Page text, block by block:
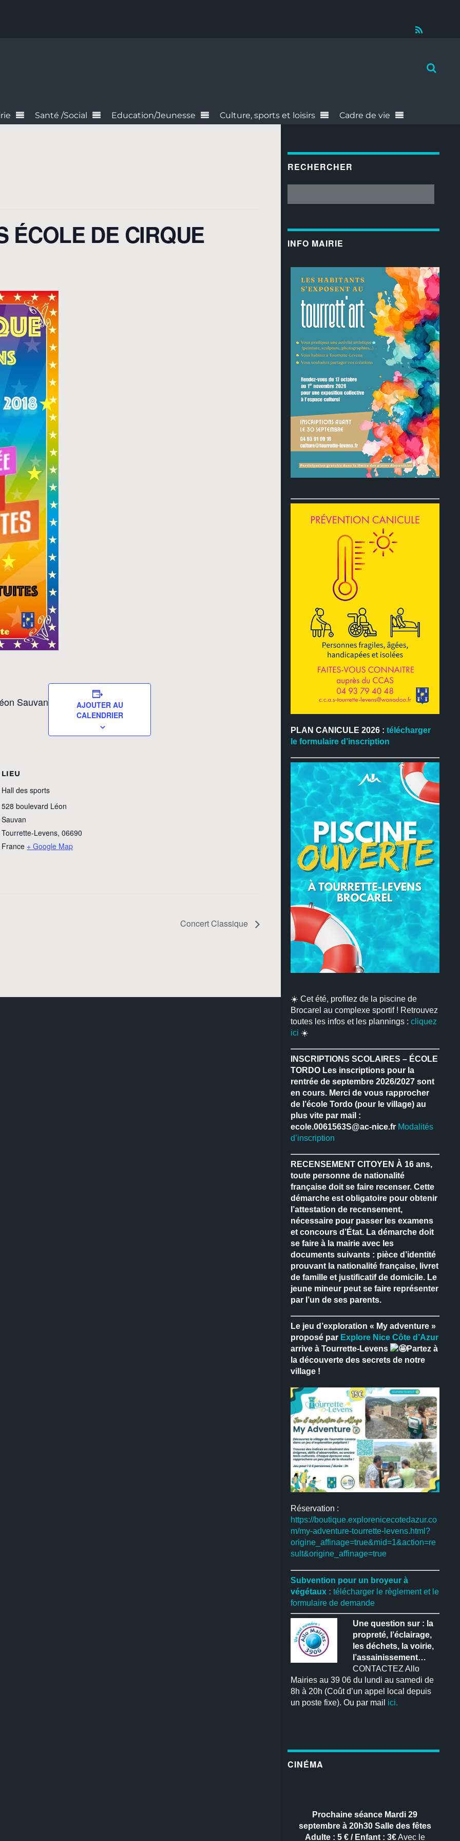
Santé /Social Education/Jeunesse Culture, sports et loisirs Cadre de vie
ÉCOLE DE CIRQUE
Sauvan
AJOUTER AU
CALENDRIER
LIEU
Hall des sports
528 boulevard Léon
Sauvan
Tourrette-Levens, 06690
France + Google Map
Concert Classique
RECHERCHER
INFO MAIRIE
PLAN CANICULE 2026 : télécharger
le formulaire d’inscription
☀️ Cet été, profitez de la piscine de
Brocarel au complexe sportif ! Retrouvez
toutes les infos et les plannings : cliquez
ici ☀️
INSCRIPTIONS SCOLAIRES – ÉCOLE
TORDOLes inscriptions pour la
rentrée de septembre 2026/2027 sont
en cours. Merci de vous rapprocher
de l’école Tordo (pour le village) au
plus vite par mail :
ecole.0061563S@ac-nice.fr Modalités
d’inscription
RECENSEMENT CITOYEN À 16 ans,
toute personne de nationalité
française doit se faire recenser. Cette
démarche est obligatoire pour obtenir
l’attestation de recensement,
nécessaire pour passer les examens
et concours d’État.La démarche doit
se faire à la mairie avec les
documents suivants : pièce d’identité
prouvant la nationalité française, livret
de famille et justificatif de domicile.Le
jeune mineur peut se faire représenter
par l’un de ses parents.
Le jeu d’exploration « My adventure »
proposé par Explore Nice Côte d’Azur
arrive à Tourrette-Levens
Partez à
la découverte des secrets de notre
village !
Réservation :
https://boutique.explorenicecotedazur.co
m/my-adventure-tourrette-levens.html?
origine_affinage=true&mid=1&action=re
sult&origine_affinage=true
Subvention pour un broyeur à
végétaux : télécharger le règlement et le
formulaire de demande
Une question sur : la
propreté, l’éclairage,
les déchets, la voirie,
l’assainissement…
CONTACTEZ Allo
Mairies au 39 06 du lundi au samedi de
8h à 20h (Coût d’un appel local depuis
un poste fixe). Ou par mail ici.
CINÉMA
Prochaine séance Mardi 29
septembre à 20h30 Salle des fêtes
Adulte : 5 € / Enfant : 3€Avec le